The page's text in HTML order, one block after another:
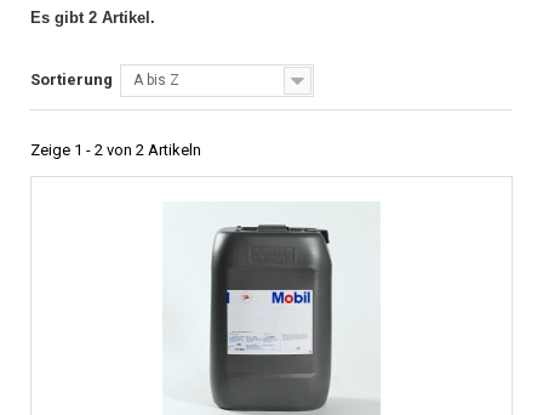
Es gibt 2 Artikel.
Sortierung A bis Z
Zeige 1 - 2 von 2 Artikeln